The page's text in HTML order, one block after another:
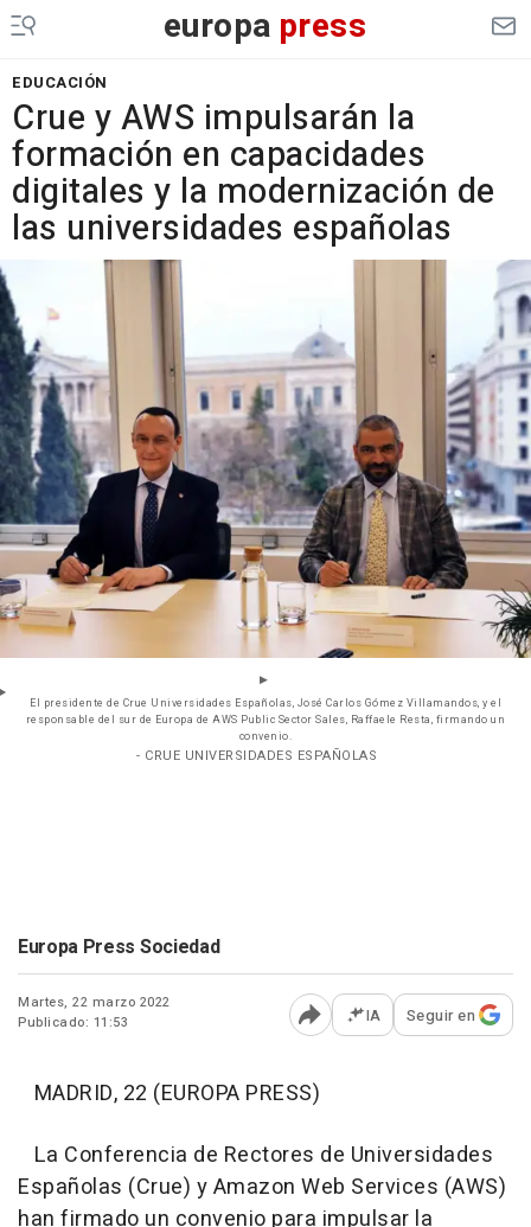
europa press
EDUCACIÓN
Crue y AWS impulsarán la
formación en capacidades
digitales y la modernización de
las universidades españolas
El presidente de Crue Universidades Españolas, José Carlos Gómez Villamandos, y el
responsable del sur de Europa de AWS Public Sector Sales, Raffaele Resta, firmando un
convenio.
- CRUE UNIVERSIDADES ESPAÑOLAS
Europa Press Sociedad
Martes, 22 marzo 2022
Publicado: 11:53
Abrir opciones para
IA Seguir en
MADRID, 22 (EUROPA PRESS)
La Conferencia de Rectores de Universidades
Españolas (Crue) y Amazon Web Services (AWS)
han firmado un convenio para impulsar la